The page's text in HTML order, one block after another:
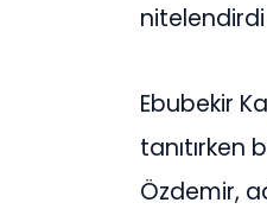
nitelendirdi
Ebubekir
tanıtırken
Özdemir,